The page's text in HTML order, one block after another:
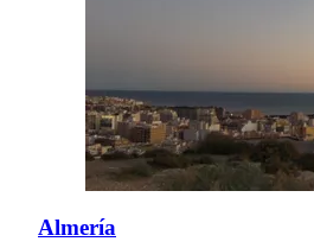
Almería